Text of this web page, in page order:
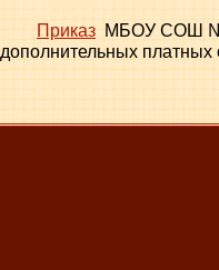
Приказ МБОУ СОШ
дополнительных платных